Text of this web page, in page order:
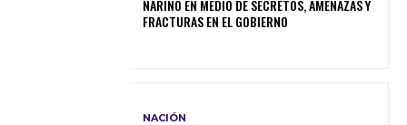
NARIÑO EN MEDIO DE SECRETOS, AMENAZAS Y
FRACTURAS EN EL GOBIERNO
NACIÓN